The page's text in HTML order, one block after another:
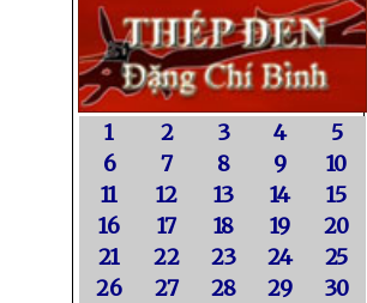
1 2 3 4
5
6
7 8 9
10
11
12 13 14
15
16
17 18 19
20
21
22 23 24
25
26
27 28 29
30